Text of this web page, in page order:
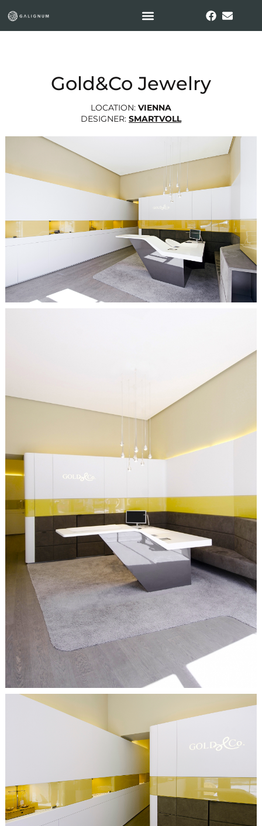
Gold&Co Jewelry
LOCATION: VIENNA
DESIGNER: SMARTVOLL